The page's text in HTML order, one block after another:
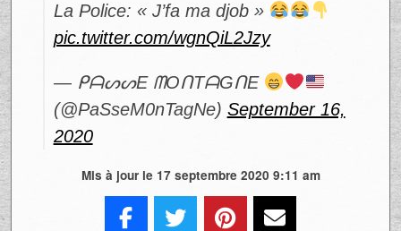
La Police: « J’fa ma djob »
pic.twitter.com/wgnQiL2Jzy
— ᑭᗩᔕᔕE ᗰOᑎTᗩGᑎE
(@PaSseM0nTagNe) September 16,
2020
Mis à jour le 17 septembre 2020 9:11 am